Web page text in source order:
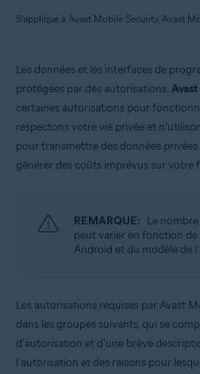
Avast Mobile Security Premium
Systèmes d'exploitation:
Android
Les données et les interfaces de
protégées par des autorisations.
certaines autorisations pour
respectons votre vie privée et
pour transmettre des données
générer des coûts imprévus sur votre
REMARQUE: Le
peut varier en fonction
Android et du modèle de
Les autorisations requises par Avast
dans les groupes suivants, qui se
d'autorisation et d'une brève
l'autorisation et des raisons pour